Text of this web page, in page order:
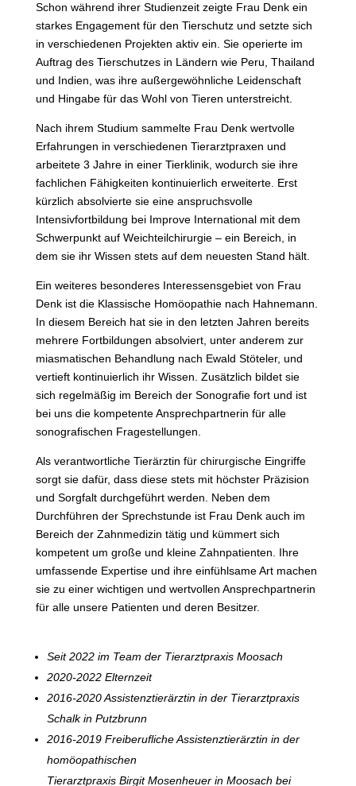
Schon während ihrer Studienzeit zeigte Frau Denk ein
starkes Engagement für den Tierschutz und setzte sich
in verschiedenen Projekten aktiv ein. Sie operierte im
Auftrag des Tierschutzes in Ländern wie Peru, Thailand
und Indien, was ihre außergewöhnliche Leidenschaft
und Hingabe für das Wohl von Tieren unterstreicht.
Nach ihrem Studium sammelte Frau Denk wertvolle
Erfahrungen in verschiedenen Tierarztpraxen und
arbeitete 3 Jahre in einer Tierklinik, wodurch sie ihre
fachlichen Fähigkeiten kontinuierlich erweiterte. Erst
kürzlich absolvierte sie eine anspruchsvolle
Intensivfortbildung bei Improve International mit dem
Schwerpunkt auf Weichteilchirurgie – ein Bereich, in
dem sie ihr Wissen stets auf dem neuesten Stand hält.
Ein weiteres besonderes Interessensgebiet von Frau
Denk ist die Klassische Homöopathie nach Hahnemann.
In diesem Bereich hat sie in den letzten Jahren bereits
mehrere Fortbildungen absolviert, unter anderem zur
miasmatischen Behandlung nach Ewald Stöteler, und
vertieft kontinuierlich ihr Wissen. Zusätzlich bildet sie
sich regelmäßig im Bereich der Sonografie fort und ist
bei uns die kompetente Ansprechpartnerin für alle
sonografischen Fragestellungen.
Als verantwortliche Tierärztin für chirurgische Eingriffe
sorgt sie dafür, dass diese stets mit höchster Präzision
und Sorgfalt durchgeführt werden. Neben dem
Durchführen der Sprechstunde ist Frau Denk auch im
Bereich der Zahnmedizin tätig und kümmert sich
kompetent um große und kleine Zahnpatienten. Ihre
umfassende Expertise und ihre einfühlsame Art machen
sie zu einer wichtigen und wertvollen Ansprechpartnerin
für alle unsere Patienten und deren Besitzer.
Seit 2022 im Team der Tierarztpraxis Moosach
2020-2022 Elternzeit
2016-2020 Assistenztierärztin in der Tierarztpraxis
Schalk in Putzbrunn
2016-2019 Freiberufliche Assistenztierärztin in der
homöopathischen
Tierarztpraxis Birgit Mosenheuer in Moosach bei